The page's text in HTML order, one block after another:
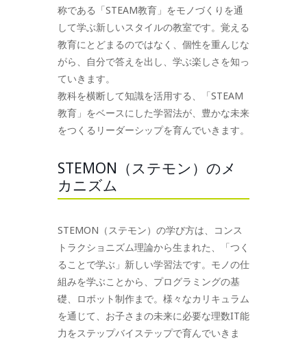
称である「STEAM教育」をモノづくりを通
して学ぶ新しいスタイルの教室です。覚える
教育にとどまるのではなく、個性を重んじな
がら、自分で答えを出し、学ぶ楽しさを知っ
ていきます。
教科を横断して知識を活用する、「STEAM
教育」をベースにした学習法が、豊かな未来
をつくるリーダーシップを育んでいきます。
STEMON（ステモン）のメ
カニズム
STEMON（ステモン）の学び方は、コンス
トラクショニズム理論から生まれた、「つく
ることで学ぶ」新しい学習法です。モノの仕
組みを学ぶことから、プログラミングの基
礎、ロボット制作まで。様々なカリキュラム
を通じて、お子さまの未来に必要な理数IT能
力をステップバイステップで育んでいきま